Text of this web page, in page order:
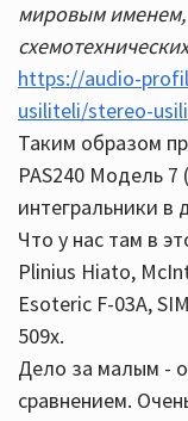
мировым
https://audio-
usiliteli/stereo-
Таким образом
PAS240 Модель 7
интегральники в
Что у нас там в
Plinius Hiato,
Esoteric F-03A,
509x.
Дело за малым -
сравнением.